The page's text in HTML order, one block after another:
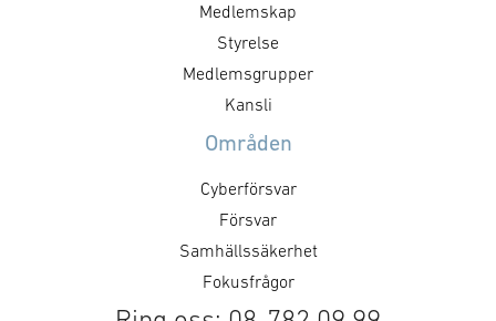
Medlemskap
Styrelse
Medlemsgrupper
Kansli
Områden
Cyberförsvar
Försvar
Samhällssäkerhet
Fokusfrågor